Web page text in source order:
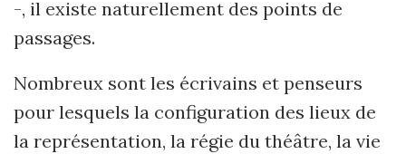
-, il existe naturellement des points de
passages.
Nombreux sont les écrivains et penseurs
pour lesquels la configuration des lieux de
la représentation, la régie du théâtre, la vie